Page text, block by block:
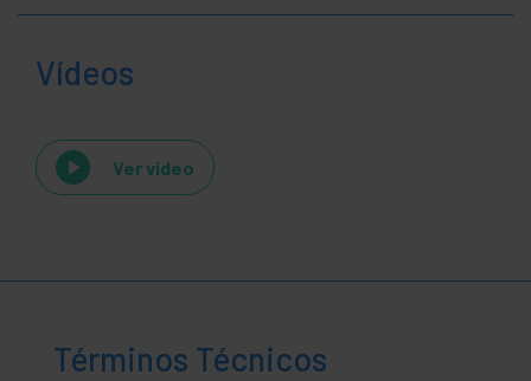
Vídeos
Ver video
Términos Técnicos